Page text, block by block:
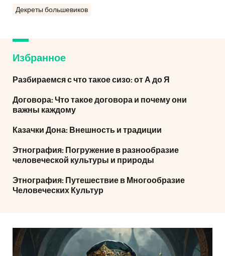
Декреты большевиков
Избранное
Разбираемся с что такое сизо: от А до Я
Договора: Что такое договора и почему они
важны каждому
Казачки Дона: Внешность и традиции
Этнография: Погружение в разнообразие
человеческой культуры и природы
Этнография: Путешествие в Многообразие
Человеческих Культур